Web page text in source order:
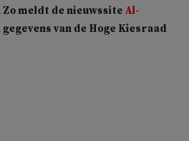
Zo meldt de nieuwssite Al-
gegevens van de Hoge Kiesraad